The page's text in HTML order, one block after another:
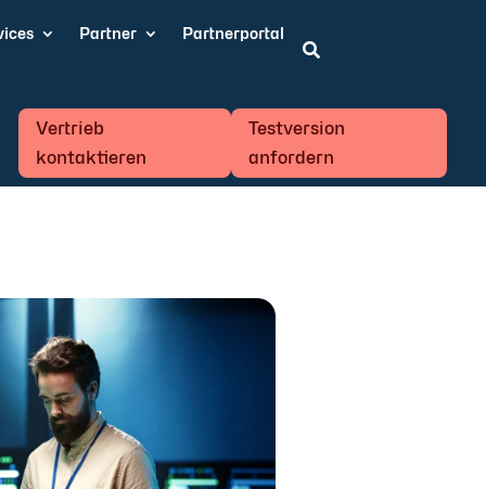
Partner
Partnerportal

Vertrieb
kontaktieren
Testversion
anfordern